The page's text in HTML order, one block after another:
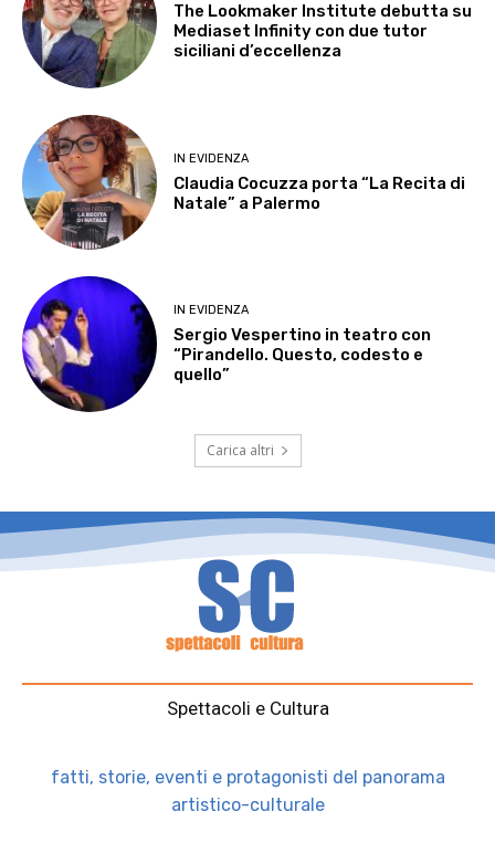
The Lookmaker Institute debutta su
Mediaset Infinity con due tutor
siciliani d’eccellenza
IN EVIDENZA
Claudia Cocuzza porta “La Recita di
Natale” a Palermo
IN EVIDENZA
Sergio Vespertino in teatro con
“Pirandello. Questo, codesto e
quello”
Carica altri
Spettacoli e Cultura
fatti, storie, eventi e protagonisti del panorama
artistico-culturale